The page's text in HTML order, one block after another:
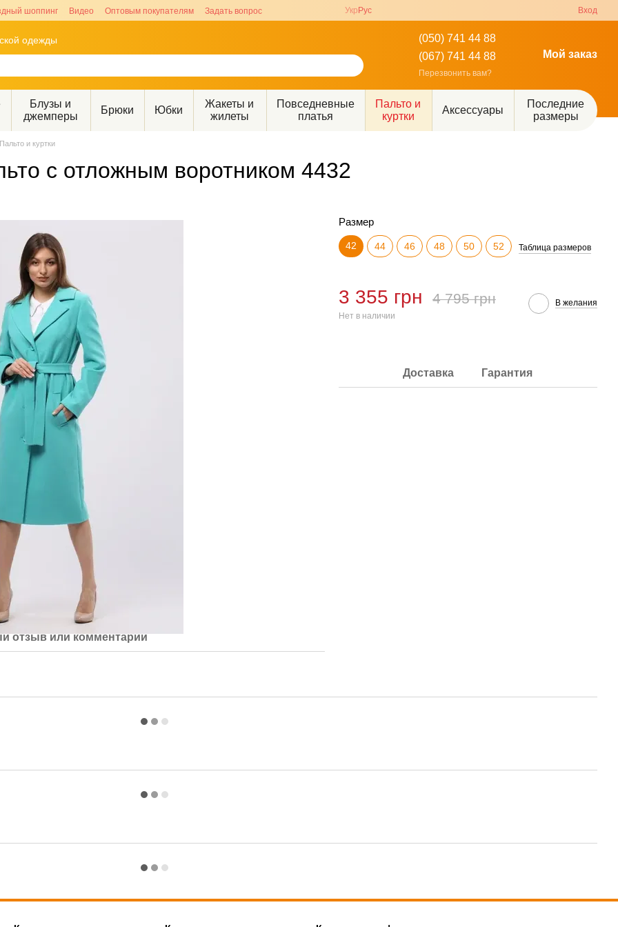
шоппинг Видео Оптовым покупателям Задать вопрос Укр Рус Вход
одежды
(050) 741 44 88
(067) 741 44 88
Перезвонить вам?
Мой заказ
Блузы и
джемперы
Брюки Юбки
Жакеты и
жилеты
Повседневные
платья
Пальто и
куртки
Аксессуары
Последние
размеры
Пальто и куртки
с отложным воротником 4432
отзыв или комментарий
Размер
42 44 46 48 50 52 Таблица размеров
3 355 грн 4 795 грн
Нет в наличии
В желания
Доставка Гарантия